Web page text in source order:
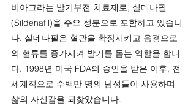
비아그라는 발기부전 치료제로, 실데나필
(Sildenafil)을 주요 성분으로 포함하고 있습니
다. 실데나필은 혈관을 확장시키고 음경으로
의 혈류를 증가시켜 발기를 돕는 역할을 합니
다. 1998년 미국 FDA의 승인을 받은 이후, 전
세계적으로 수백만 명의 남성들이 사용하며
삶의 자신감을 되찾았습니다.